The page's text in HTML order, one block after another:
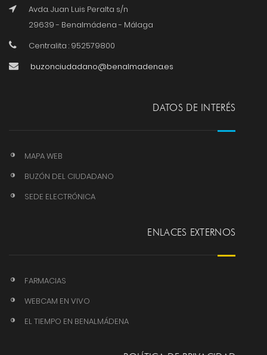
Avda. Juan Luis Peralta s/n
29639 - Benalmádena - Málaga
Centralita : 952579800
buzonciudadano@benalmadena.es
DATOS DE INTERÉS
MAPA WEB
BUZÓN DEL CIUDADANO
SEDE ELECTRÓNICA
ENLACES EXTERNOS
FARMACIAS
WEBCAM EN VIVO
EL TIEMPO EN BENALMÁDENA